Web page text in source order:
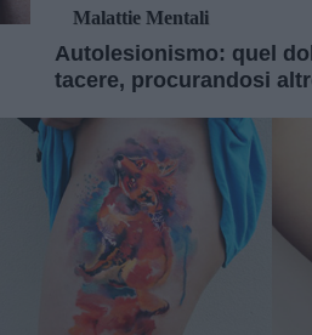
Malattie Mentali
Autolesionismo: quel
tacere, procurandosi